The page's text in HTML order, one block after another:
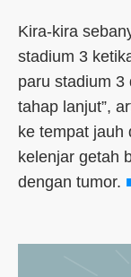
Kira-kira
stadium 3
paru stadium 3
tahap lanjut”,
ke tempat jauh
kelenjar getah
dengan tumor.